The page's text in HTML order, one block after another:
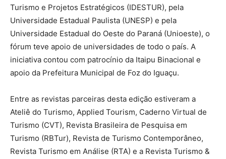
Turismo e Projetos Estratégicos (IDESTUR), pela
Universidade Estadual Paulista (UNESP) e pela
Universidade Estadual do Oeste do Paraná (Unioeste), o
fórum teve apoio de universidades de todo o país. A
iniciativa contou com patrocínio da Itaipu Binacional e
apoio da Prefeitura Municipal de Foz do Iguaçu.
Entre as revistas parceiras desta edição estiveram a
Ateliê do Turismo, Applied Tourism, Caderno Virtual de
Turismo (CVT), Revista Brasileira de Pesquisa em
Turismo (RBTur), Revista de Turismo Contemporâneo,
Revista Turismo em Análise (RTA) e a Revista Turismo &